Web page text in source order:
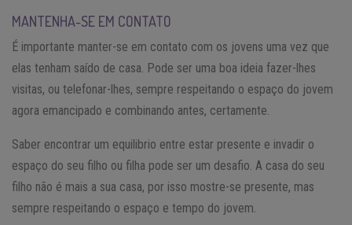
MANTENHA-SE EM CONTATO
É importante manter-se em contato com os jovens uma vez que
elas tenham saído de casa. Pode ser uma boa ideia fazer-lhes
visitas, ou telefonar-lhes, sempre respeitando o espaço do jovem
agora emancipado e combinando antes, certamente.
Saber encontrar um equilibrio entre estar presente e invadir o
espaço do seu filho ou filha pode ser um desafio. A casa do seu
filho não é mais a sua casa, por isso mostre-se presente, mas
sempre respeitando o espaço e tempo do jovem.